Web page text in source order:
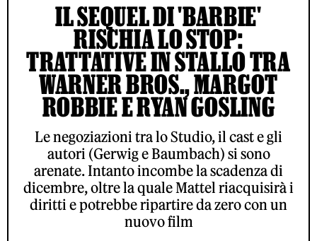
IL SEQUEL DI 'BARBIE'
RISCHIA LO STOP:
TRATTATIVE IN STALLO TRA
WARNER BROS., MARGOT
ROBBIE E RYAN GOSLING
Le negoziazioni tra lo Studio, il cast e gli
autori (Gerwig e Baumbach) si sono
arenate. Intanto incombe la scadenza di
dicembre, oltre la quale Mattel riacquisirà i
diritti e potrebbe ripartire da zero con un
nuovo film